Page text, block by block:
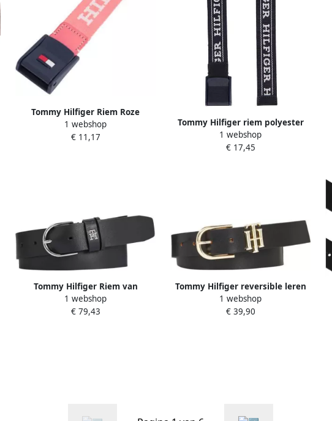
Tommy Hilfiger Riem Roze
Polyester Logo
1 webshop
€ 11,17
Tommy Hilfiger riem polyester
donkerblauw Logo L-XL
1 webshop
€ 17,45
Tommy Hilfiger Riem van
runderleer met labelapplicatie
model 'TIMELESS'
1 webshop
€ 79,43
Tommy Hilfiger reversible leren
riem zwart
1 webshop
€ 39,90